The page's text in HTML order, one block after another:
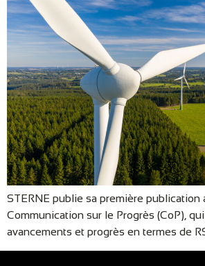
STERNE publie sa première publication
Communication sur le Progrès (CoP),
avancements et progrès en termes de